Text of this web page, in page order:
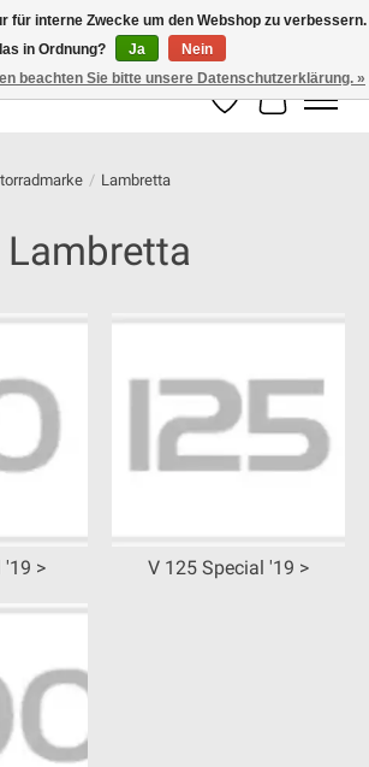
für Dein Motorrad
Wunschzettel
Ihr
/ Lambretta
Lambretta
'19 > V 125 Special '19 >
für interne Zwecke um den Webshop zu verbessern.
in Ordnung?
Ja
Nein
beachten Sie bitte unsere Datenschutzerklärung. »